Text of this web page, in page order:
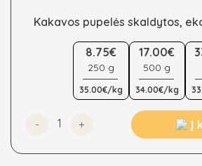
Kakavos pupelės skaldytos,
product
has
multiple
variants.
The
options
may
be
8.75€
250 g
35.00€/kg
17.00€
500 g
34.00€/kg
produkto kiekis: Kakavos pupelės
Į